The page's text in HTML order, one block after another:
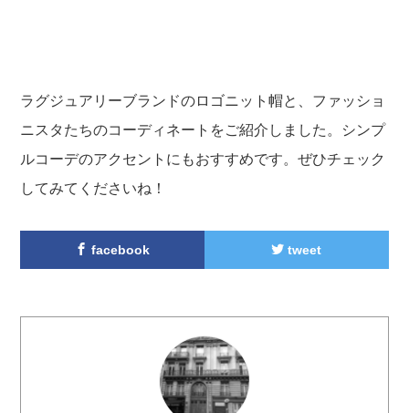
ラグジュアリーブランドのロゴニット帽と、ファッショ
ニスタたちのコーディネートをご紹介しました。シンプ
ルコーデのアクセントにもおすすめです。ぜひチェック
してみてくださいね！
facebook tweet